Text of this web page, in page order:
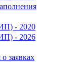
- 2020
- 2026
заявках